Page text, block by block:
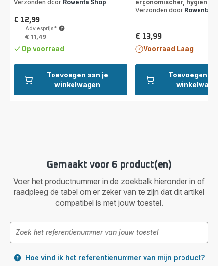
Toevoegen aan je
winkelwagen
Verzonden door Rowenta Shop
Prijs
€ 12,99
Adviesprijs*
€ 11,49
Op voorraad
Toevoegen
ergonomischer,
Verzonden door Rowenta
Prijs
€ 13,99
Voorraad Laag
Gemaakt voor 6 product(en)
Voer het productnummer in de zoekbalk hieronder in of
raadpleeg de tabel om er zeker van te zijn dat dit artikel
compatibel is met jouw toestel.
Hoe vind ik het referentienummer van mijn product?